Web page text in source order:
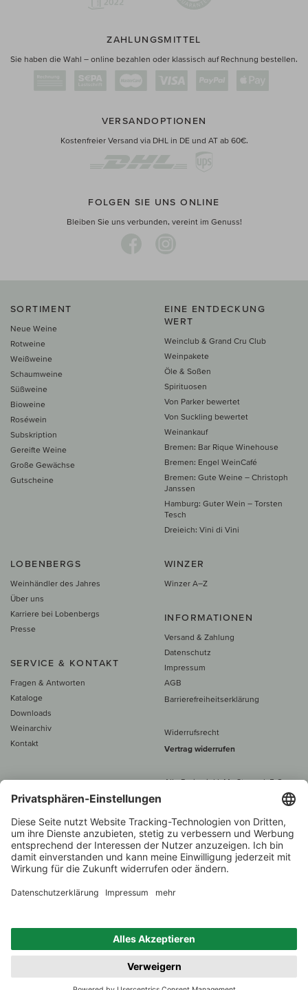
ZAHLUNGSMITTEL
Sie haben die Wahl – online bezahlen oder klassisch auf Rechnung bestellen.
VERSANDOPTIONEN
Kostenfreier Versand via DHL in DE und AT ab 60€.
FOLGEN SIE UNS ONLINE
Bleiben Sie uns verbunden, vereint im Genuss!
SORTIMENT
Neue Weine
Rotweine
Weißweine
Schaumweine
Süßweine
Bioweine
Roséwein
Subskription
Gereifte Weine
Große Gewächse
Gutscheine
EINE ENTDECKUNG
WERT
Weinclub & Grand Cru Club
Weinpakete
Öle & Soßen
Spirituosen
Von Parker bewertet
Von Suckling bewertet
Weinankauf
Bremen: Bar Rique Winehouse
Bremen: Engel WeinCafé
Bremen: Gute Weine – Christoph
Janssen
Hamburg: Guter Wein – Torsten
Tesch
Dreieich: Vini di Vini
LOBENBERGS
Weinhändler des Jahres
Über uns
Karriere bei Lobenbergs
Presse
SERVICE & KONTAKT
Fragen & Antworten
Kataloge
Downloads
Weinarchiv
Kontakt
WINZER
Winzer A–Z
INFORMATIONEN
Versand & Zahlung
Datenschutz
Impressum
AGB
Barrierefreiheitserklärung
Widerrufsrecht
Vertrag widerrufen
Alle Preise inkl. MwSt., zzgl. 5 €
60 € versand­kosten­
Beratung unter
1.000 Winzer –
Weinhändler
des Jahres 2022
Zurück